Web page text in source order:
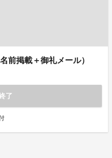
前掲載＋御礼メール）
了